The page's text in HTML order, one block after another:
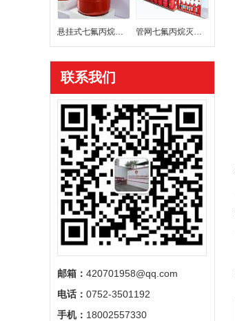
悬挂式七氟丙烷灭火装置 管网七氟丙烷灭火系统
联系我们
邮箱： 420701958@qq.com
电话： 0752-3501192
手机： 18002557330